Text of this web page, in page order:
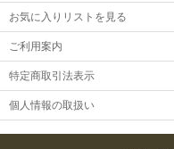
お気に入りリストを見る
ご利用案内
特定商取引法表示
個人情報の取扱い